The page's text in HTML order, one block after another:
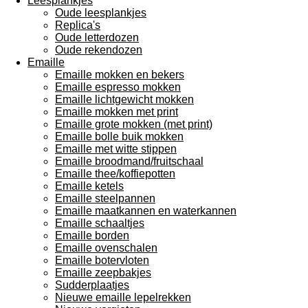
Oude leesplankjes
Replica's
Oude letterdozen
Oude rekendozen
Emaille
Emaille mokken en bekers
Emaille espresso mokken
Emaille lichtgewicht mokken
Emaille mokken met print
Emaille grote mokken (met print)
Emaille bolle buik mokken
Emaille met witte stippen
Emaille broodmand/fruitschaal
Emaille thee/koffiepotten
Emaille ketels
Emaille steelpannen
Emaille maatkannen en waterkannen
Emaille schaaltjes
Emaille borden
Emaille ovenschalen
Emaille botervloten
Emaille zeepbakjes
Sudderplaatjes
Nieuwe emaille lepelrekken